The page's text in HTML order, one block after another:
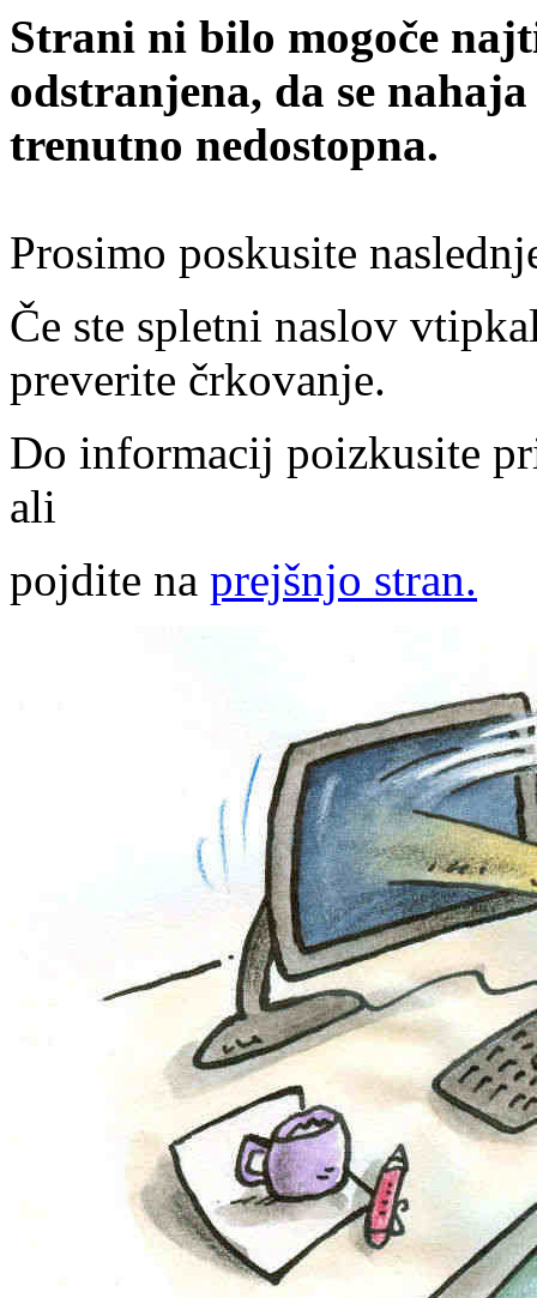
Strani ni bilo mogoče
odstranjena, da se
trenutno nedostopna.
Prosimo poskusite
Če ste spletni naslov
preverite črkovanje.
Do informacij poizkusite
ali
pojdite na prejšnjo stran.